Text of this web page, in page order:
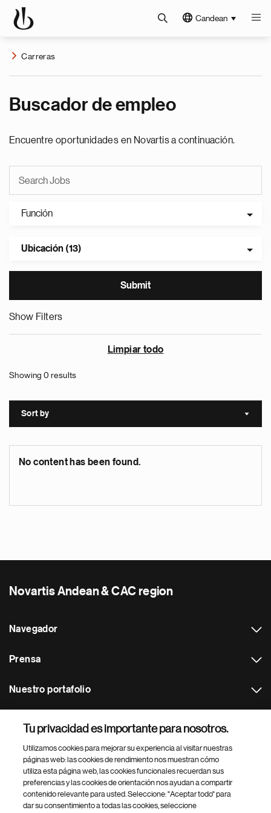
Candean
Carreras
Buscador de empleo
Encuentre oportunidades en Novartis a continuación.
Función
Ubicación (13)
Show Filters
Limpiar todo
Showing 0 results
Sort by Sort
No content has been found.
Novartis Andean & CAC region
Navegador
Prensa
Nuestro portafolio
Footer Site Search
Tu privacidad es importante para nosotros.
Utilizamos cookies para mejorar su experiencia al visitar nuestras
páginas web: las cookies de rendimiento nos muestran cómo
utiliza esta página web, las cookies funcionales recuerdan sus
preferencias y las cookies de orientación nos ayudan a compartir
contenido relevante para usted. Seleccione: "Aceptar todo" para
dar su consentimiento a todas las cookies, seleccione